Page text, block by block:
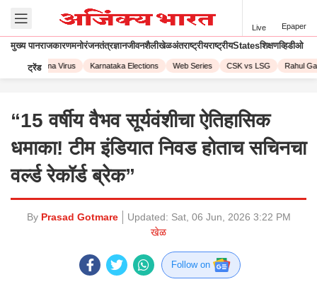
Live Epaper
मुख्य पानराजकारणमनोरंजनतंत्रज्ञानजीवनशैलीखेळअंतराष्ट्रीयराष्ट्रीयStatesशिक्षणव्हिडीओ
ट्रेंड
Corona Virus Karnataka Elections Web Series CSK vs LSG Rahul
“15 वर्षीय वैभव सूर्यवंशीचा ऐतिहासिक
धमाका! टीम इंडियात निवड होताच सचिनचा
वर्ल्ड रेकॉर्ड ब्रेक”
By Prasad Gotmare Updated: Sat, 06 Jun, 2026 3:22 PM
खेळ
Follow on